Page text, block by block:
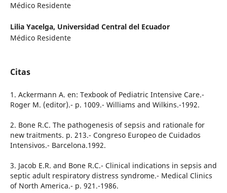
Médico Residente
Lilia Yacelga, Universidad Central del Ecuador
Médico Residente
Citas
1. Ackermann A. en: Texbook of Pediatric Intensive Care.-
Roger M. (editor).- p. 1009.- Williams and Wilkins.-1992.
2. Bone R.C. The pathogenesis of sepsis and rationale for
new traitments. p. 213.- Congreso Europeo de Cuidados
Intensivos.- Barcelona.1992.
3. Jacob E.R. and Bone R.C.- Clinical indications in sepsis and
septic adult respiratory distress syndrome.- Medical Clinics
of North America.- p. 921.-1986.